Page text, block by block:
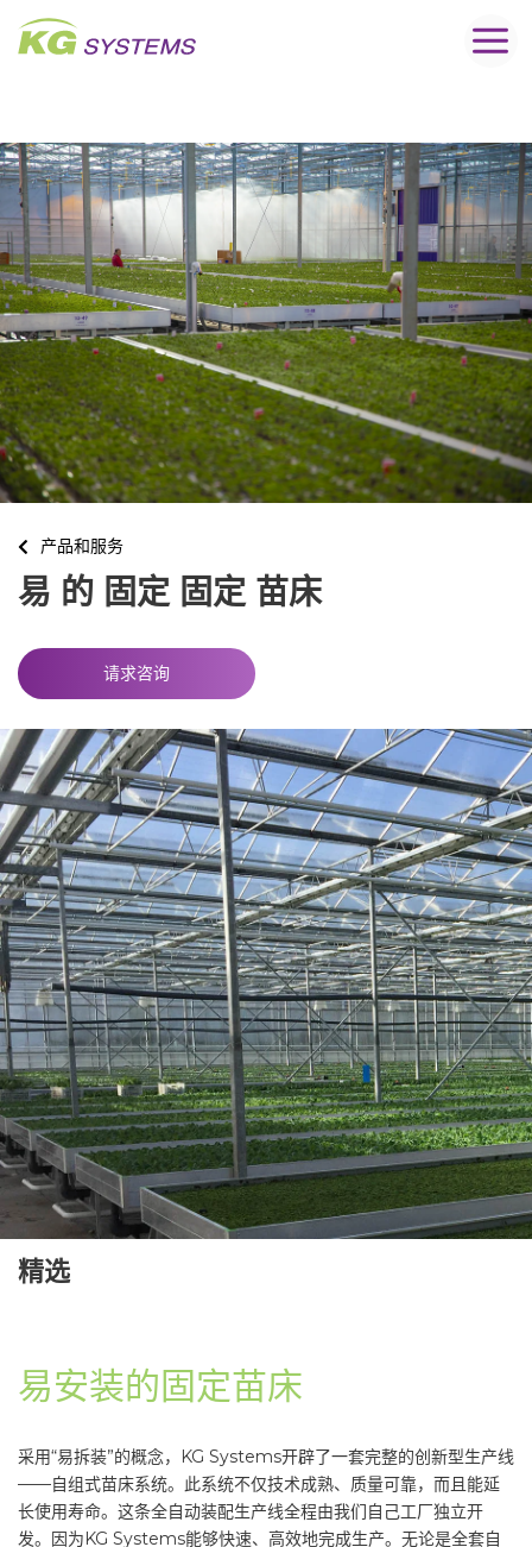
产品和服务
易 的 固定 固定 苗床
请求咨询
精选
易安装的固定苗床
采用“易拆装”的概念，KG Systems开辟了一套完整的创新型生产线
——自组式苗床系统。此系统不仅技术成熟、质量可靠，而且能延
长使用寿命。这条全自动装配生产线全程由我们自己工厂独立开
发。因为KG Systems能够快速、高效地完成生产。无论是全套自